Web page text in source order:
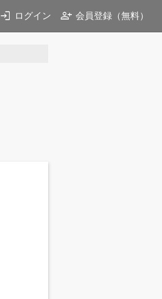
login ログイン person_add 会員登録（無料）